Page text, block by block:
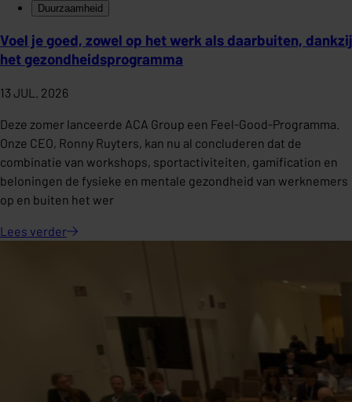
Duurzaamheid
Voel je goed, zowel op het werk als daarbuiten, dankzij
het gezondheidsprogramma
13 JUL. 2026
Deze zomer lanceerde ACA Group een Feel-Good-Programma.
Onze CEO, Ronny Ruyters, kan nu al concluderen dat de
combinatie van workshops, sportactiviteiten, gamification en
beloningen de fysieke en mentale gezondheid van werknemers
op en buiten het wer
Lees verder